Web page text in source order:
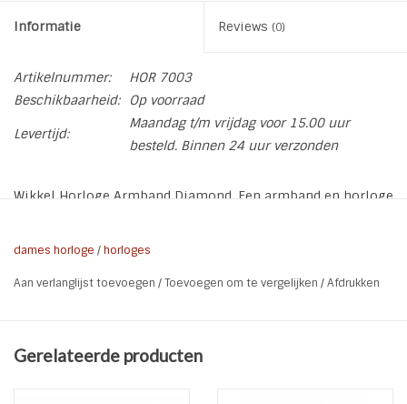
Informatie Reviews (0)
Artikelnummer:
HOR 7003
Beschikbaarheid:
Op voorraad
Levertijd:
Maandag t/m vrijdag voor 15.00 uur
besteld. Binnen 24 uur verzonden
Wikkel Horloge Armband Diamond. Een armband en horloge
studs. Rondom de kast zitten strass steentjes verwerkt.
* Breedte horloge band: 7 mm (niet gewikkeld)
dames horloge /horloges
Aan verlanglijst toevoegen /Toevoegen om te vergelijken /Afdrukken
Gerelateerde producten